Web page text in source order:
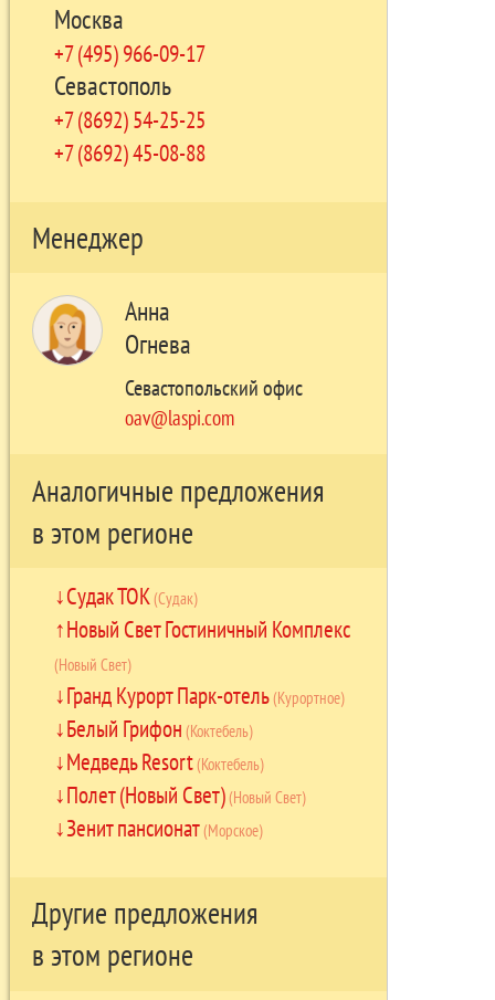
Москва
+7 (495) 966-09-17
Севастополь
+7 (8692) 54-25-25
+7 (8692) 45-08-88
Менеджер
Анна
Огнева
Севастопольский офис
oav@laspi.com
Аналогичные предложения
в этом регионе
Судак ТОК(Судак)
Новый Свет Гостиничный Комплекс
(Новый Свет)
Гранд Курорт Парк-отель(Курортное)
Белый Грифон (Коктебель)
Медведь Resort(Коктебель)
Полет (Новый Свет)(Новый Свет)
Зенит пансионат(Морское)
Другие предложения
в этом регионе